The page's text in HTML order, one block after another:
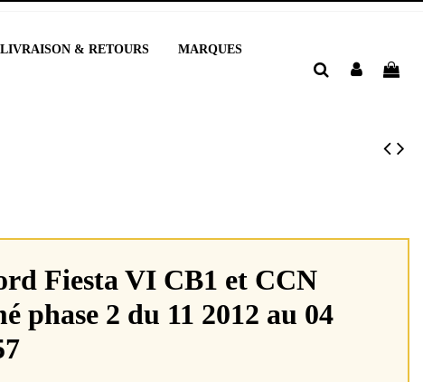
LIVRAISON & RETOURS MARQUES
Fiesta VI CB1 et CCN
phase 2 du 11 2012 au 04